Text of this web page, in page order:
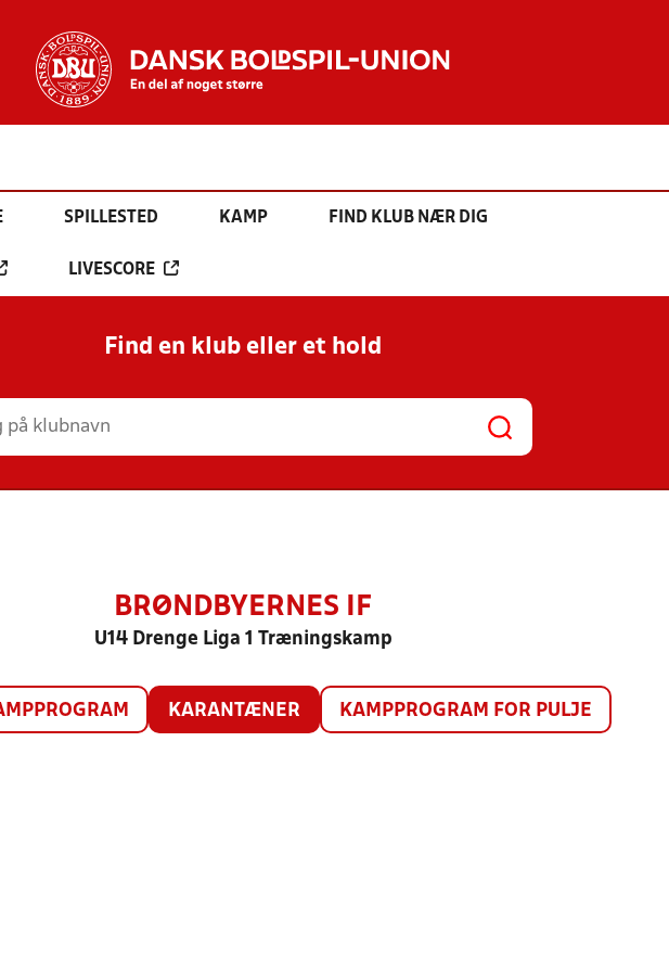
SPILLESTED KAMP FIND KLUB NÆR DIG
LIVESCORE
Find en klub eller et hold
BRØNDBYERNES IF
U14 Drenge Liga 1 Træningskamp
KARANTÆNER KAMPPROGRAM FOR PULJE